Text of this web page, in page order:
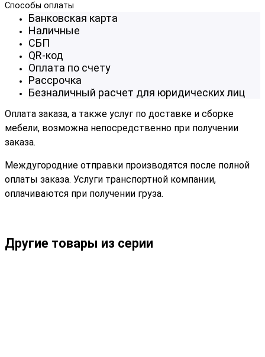
Способы оплаты
Банковская карта
Наличные
СБП
QR-код
Оплата по счету
Рассрочка
Безналичный расчет для юридических лиц
Оплата заказа, а также услуг по доставке и сборке
мебели, возможна непосредственно при получении
заказа.
Междугородние отправки производятся после полной
оплаты заказа. Услуги транспортной компании,
оплачиваются при получении груза.
Другие товары из серии